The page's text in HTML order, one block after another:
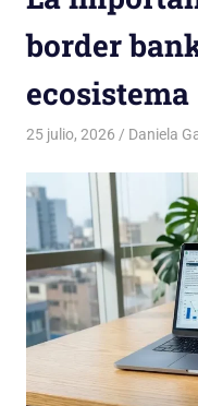
border
ecosistema
25 julio, 2026 Daniela